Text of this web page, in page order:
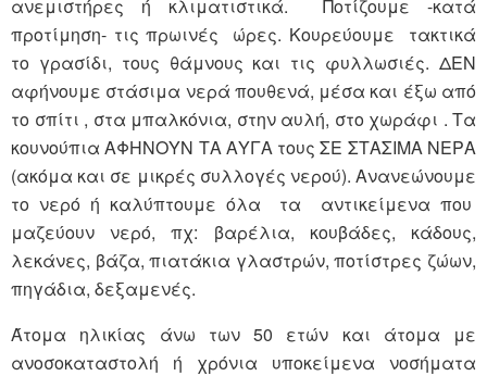
ανεμιστήρες ή κλιματιστικά. Ποτίζουμε -κατά
προτίμηση- τις πρωινές ώρες. Κουρεύουμε τακτικά
το γρασίδι, τους θάμνους και τις φυλλωσιές. ΔΕΝ
αφήνουμε στάσιμα νερά πουθενά, μέσα και έξω από
το σπίτι , στα μπαλκόνια, στην αυλή, στο χωράφι . Τα
κουνούπια ΑΦΗΝΟΥΝ ΤΑ ΑΥΓΑ τους ΣΕ ΣΤΑΣΙΜΑ ΝΕΡΑ
(ακόμα και σε μικρές συλλογές νερού). Ανανεώνουμε
το νερό ή καλύπτουμε όλα τα αντικείμενα που
μαζεύουν νερό, πχ: βαρέλια, κουβάδες, κάδους,
λεκάνες, βάζα, πιατάκια γλαστρών, ποτίστρες ζώων,
πηγάδια, δεξαμενές.
Άτομα ηλικίας άνω των 50 ετών και άτομα με
ανοσοκαταστολή ή χρόνια υποκείμενα νοσήματα